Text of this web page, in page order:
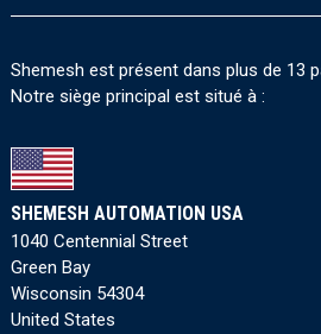
Shemesh est présent dans plus de 13
Notre siège principal est situé à :
SHEMESH AUTOMATION USA
1040 Centennial Street
Green Bay
Wisconsin 54304
United States